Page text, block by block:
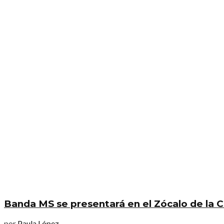
Banda MS se presentará en el Zócalo de la